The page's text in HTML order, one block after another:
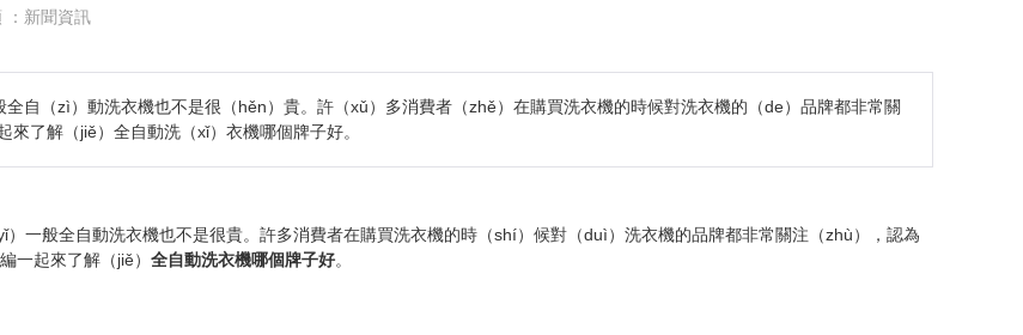
：新聞資訊
自（zì）動洗衣機也不是很（hěn）貴。許（xǔ）多消費者（zhě）在購買洗衣機的時候對洗衣機的（de）品牌都非常關
了解（jiě）全自動洗（xǐ）衣機哪個牌子好。
一般全自動洗衣機也不是很貴。許多消費者在購買洗衣機的時（shí）候對（duì）洗衣機的品牌都非常關注（zhù），認為
一起來了解（jiě） 全自動洗衣機哪個牌子好。